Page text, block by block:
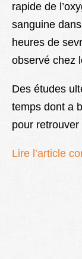
rapide de
sanguine
heures de
observé chez
Des études
temps dont a
pour
Lire l’article